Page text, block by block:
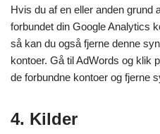
Hvis du af en eller anden
forbundet din Google Analytics
så kan du også fjerne denne
kontoer. Gå til AdWords og klik
de forbundne kontoer og fjerne
4. Kilder